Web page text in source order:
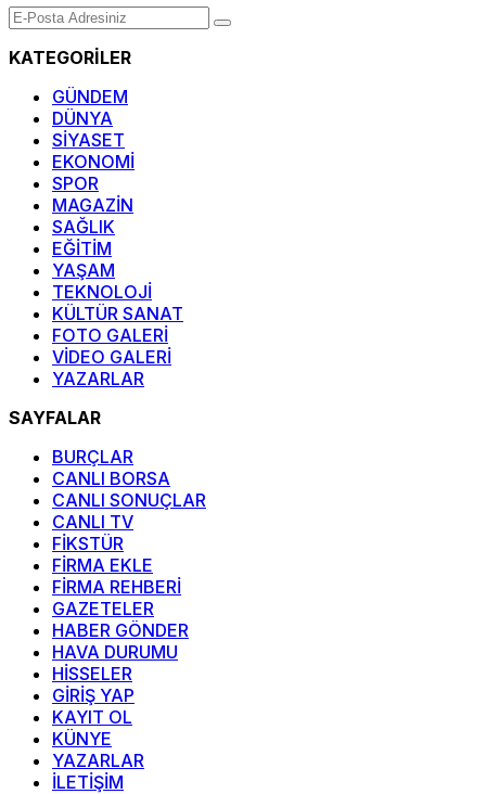
KATEGORİLER
GÜNDEM
DÜNYA
SİYASET
EKONOMİ
SPOR
MAGAZİN
SAĞLIK
EĞİTİM
YAŞAM
TEKNOLOJİ
KÜLTÜR SANAT
FOTO GALERİ
VİDEO GALERİ
YAZARLAR
SAYFALAR
BURÇLAR
CANLI BORSA
CANLI SONUÇLAR
CANLI TV
FİKSTÜR
FİRMA EKLE
FİRMA REHBERİ
GAZETELER
HABER GÖNDER
HAVA DURUMU
HİSSELER
GİRİŞ YAP
KAYIT OL
KÜNYE
YAZARLAR
İLETİŞİM